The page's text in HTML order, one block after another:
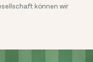
können wir